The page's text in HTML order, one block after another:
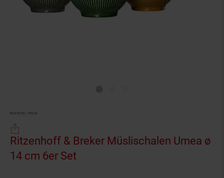
Ritzenhoff & Breker Müslischalen Umea ø
14 cm 6er Set